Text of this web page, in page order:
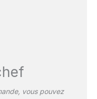
vous pouvez